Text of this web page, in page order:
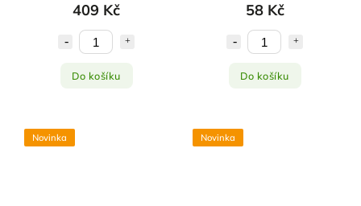
409 Kč
Do košíku
58 Kč
Do košíku
Novinka Novinka